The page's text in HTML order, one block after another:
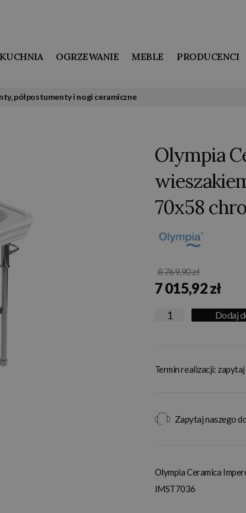
KUCHNIA OGRZEWANIE MEBLE PRODUCENCI
półpostumenty i nogi ceramiczne
Olympia
70x58
8 769,90 zł
7 015,92 zł
Dodaj
Termin realizacji:
Zapytaj naszego
Olympia Ceramica
IMST7036